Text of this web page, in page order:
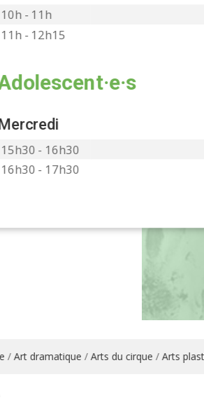
10h - 11h
11h - 12h15
Mercredi
15h30 - 16h30
16h30 - 17h30
dramatique/Arts du cirque/Arts